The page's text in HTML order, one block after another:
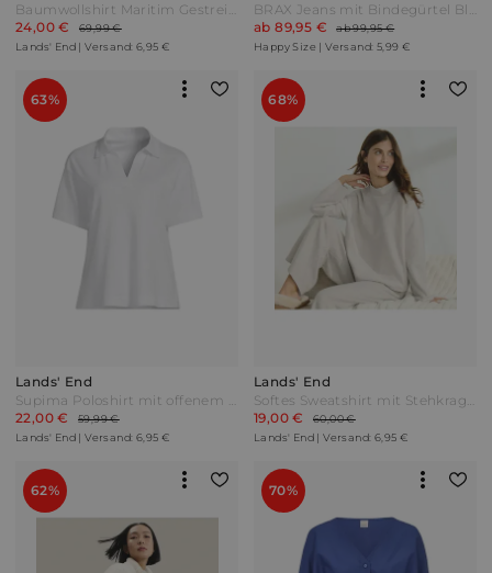
24,00 €
69,99 €
Lands' End | Versand: 6,95 €
ab 89,95 €
ab 99,95 €
Happy Size | Versand: 5,99 €
63%
Lands' End
22,00 €
59,99 €
Lands' End | Versand: 6,95 €
68%
Lands' End
19,00 €
60,00 €
Lands' End | Versand: 6,95 €
62% 70%